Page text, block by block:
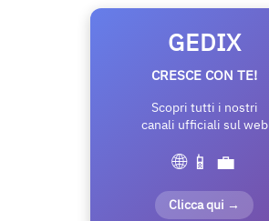
GEDIX
CRESCE CON TE!
Scopri tutti i nostri
canali ufficiali sul web
🌐 📱 💼
Clicca qui →